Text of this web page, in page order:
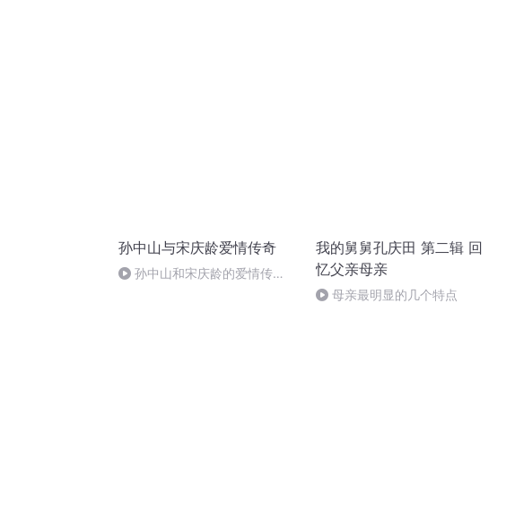
孙中山与宋庆龄爱情传奇
孙中山和宋庆龄的爱情传
我的舅舅孔庆田 第二辑 回
忆父亲母亲
母亲最明显的几个特点